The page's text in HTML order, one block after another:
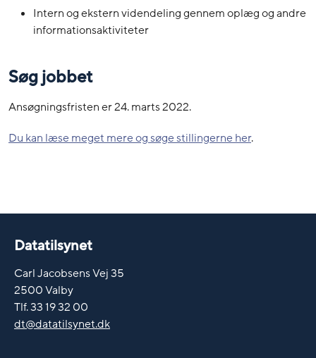
Intern og ekstern videndeling gennem oplæg og andre
informationsaktiviteter
Søg jobbet
Ansøgningsfristen er 24. marts 2022.
Du kan læse meget mere og søge stillingerne her.
Datatilsynet
Carl Jacobsens Vej 35
2500 Valby
Tlf. 33 19 32 00
dt@datatilsynet.dk